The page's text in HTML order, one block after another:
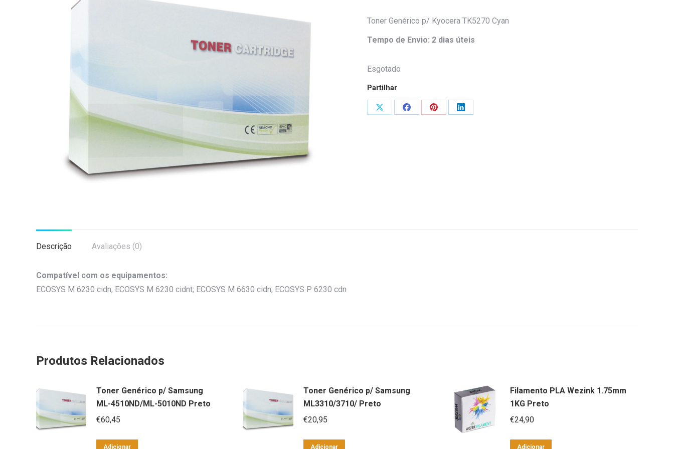
Toner Genérico p/ Kyocera TK5270 Cyan
Tempo de Envio: 2 dias úteis
Esgotado
Partilhar
Share
Share
Share
Share
Descrição Avaliações (0)
Compatível com os equipamentos:
ECOSYS M 6230 cidn; ECOSYS M 6230 cidnt; ECOSYS M 6630 cidn; ECOSYS P 6230 cdn
Produtos Relacionados
Toner Genérico p/ Samsung
ML-4510ND/ML-5010ND Preto
€60,45
Adicionar
Toner Genérico p/ Samsung
ML3310/3710/ Preto
€20,95
Adicionar
Filamento PLA Wezink 1.75mm
1KG Preto
€24,90
Adicionar